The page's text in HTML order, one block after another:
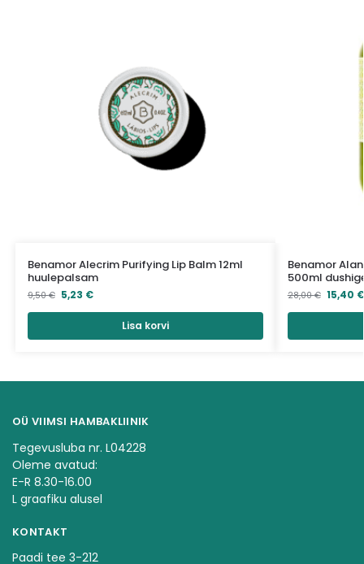
Benamor Alecrim Purifying Lip Balm 12ml
huulepalsam
9,50€ 5,23 €
Lisa korvi
Benamor
500ml
28,00€ 15,40 €
OÜ VIIMSI HAMBAKLIINIK
Tegevusluba nr. L04228
Oleme avatud:
E-R 8.30-16.00
L graafiku alusel
KONTAKT
Paadi tee 3-212